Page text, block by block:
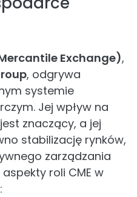
Exchange),
, odgrywa
systemie
Jej wpływ na
znaczący, a jej
stabilizację rynków,
zarządzania
roli CME w